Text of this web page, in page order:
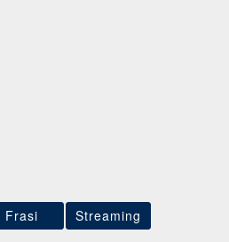
Frasi Streaming